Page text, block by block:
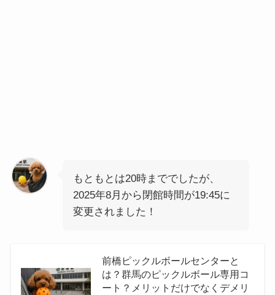
もともとは20時まででしたが、
2025年8月から閉館時間が19:45に
変更されました！
前橋ピックルボールセンターと
は？群馬のピックルボール専用コ
ート？メリットだけでなくデメリ